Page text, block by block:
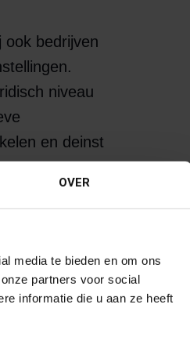
OVER
media te bieden en om ons
partners voor social
informatie die u aan ze heeft
ook bedrijven
niveau
en deinst
omzetten van
de cliënt